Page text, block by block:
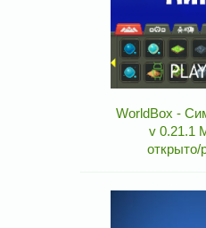
WorldBox -
v 0.21.1
открыто/